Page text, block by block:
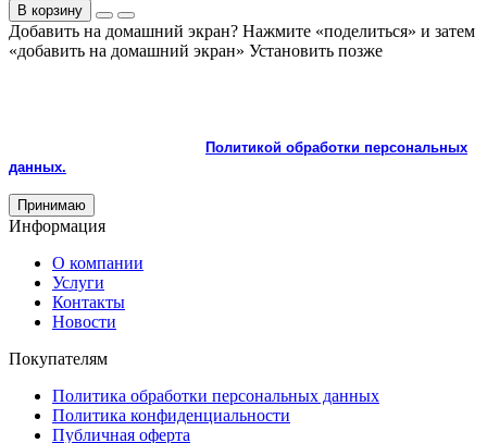
В корзину
Добавить на домашний экран? Нажмите «поделиться» и затем
«добавить на домашний экран» Установить позже
Политикой обработки персональных
данных.
Принимаю
Информация
О компании
Услуги
Контакты
Новости
Покупателям
Политика обработки персональных данных
Политика конфиденциальности
Публичная оферта